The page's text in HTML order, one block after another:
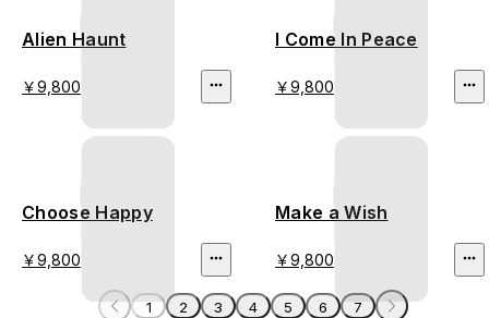
Alien Haunt
￥9,800
I Come In Peace
￥9,800
Choose Happy
￥9,800
Make a Wish
￥9,800
1 2 3 4 5 6 7